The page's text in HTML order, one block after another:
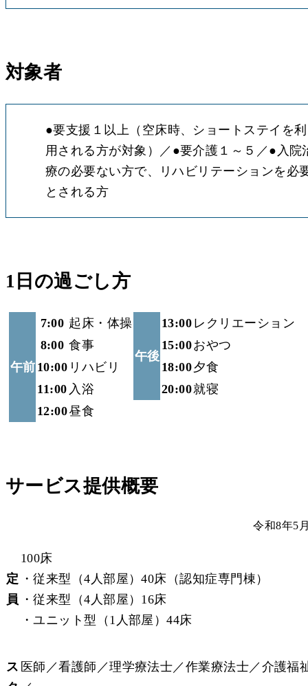
対象者
●要支援１以上（空床時、ショートステイを利
用される方が対象）
●要介護１～５ ● 入院
療の必要ない方で、リハビリテーションを必
とされる方
1日の過ごし方
午前
7:00 起床・体操
8:00 食事
10:00 リハビリ
11:00 入浴
12:00昼食
午後
13:00 レクリエーション
15:00おやつ
18:00夕食
20:00就寝
サービス提供概要
令和8年5
定
員
100床
・従来型（4人部屋）40床（認知症専門棟）
・従来型（4人部屋）16床
・ユニット型（1人部屋）44床
ス 医師／看護師／理学療法士／作業療法士／介護福